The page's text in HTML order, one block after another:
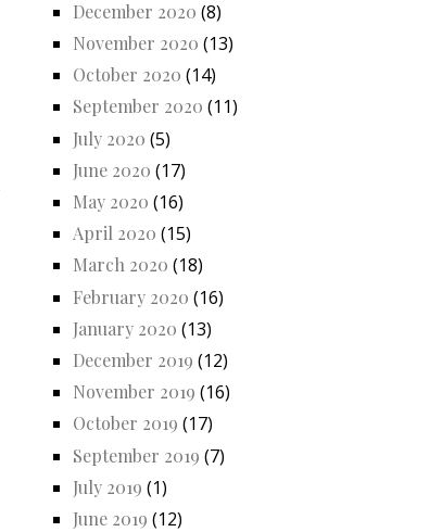
December 2020 (8)
November 2020 (13)
October 2020 (14)
September 2020 (11)
July 2020 (5)
June 2020 (17)
May 2020 (16)
April 2020 (15)
March 2020 (18)
February 2020 (16)
January 2020 (13)
December 2019 (12)
November 2019 (16)
October 2019 (17)
September 2019 (7)
July 2019 (1)
June 2019 (12)